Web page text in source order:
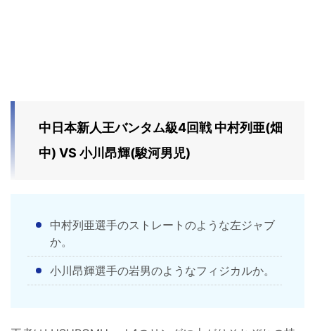
中日本新人王バンタム級4回戦 中村列亜(畑
中) VS 小川昂輝(駿河男児)
中村列亜選手のストレートのような左ジャブ
か。
小川昂輝選手の岩男のようなフィジカルか。